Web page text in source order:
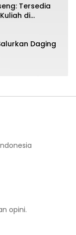
Tersedia
di
Daging
opini.